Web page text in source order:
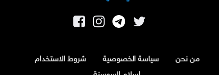
من نحن سياسة الخصوصية
شروط الاستخدام